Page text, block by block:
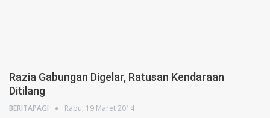
Razia Gabungan Digelar, Ratusan Kendaraan
Ditilang
BERITAPAGI Rabu, 19 Maret 2014